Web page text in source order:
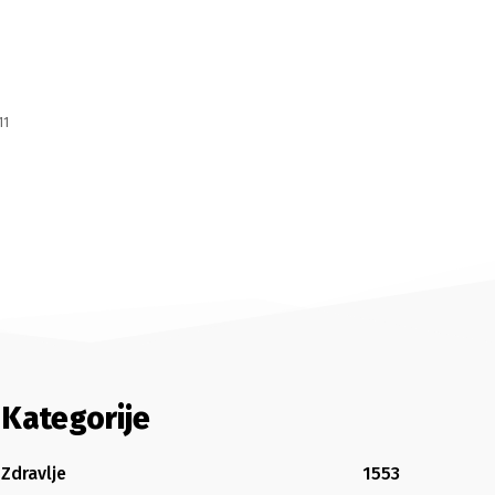
Kategorije
Zdravlje 1553